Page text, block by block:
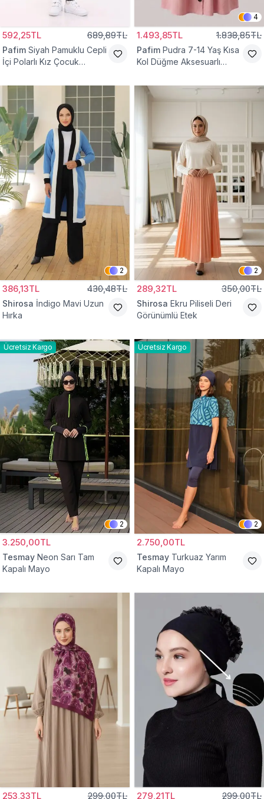
592,25TL 689,89TL
Pafim Siyah Pamuklu Cepli
İçi Polarlı Kız Çocuk
4
1.493,85TL 1.838,85TL
Pafim Pudra 7-14 Yaş Kısa
Kol Düğme Aksesuarlı
2
386,13TL 430,48TL
Shirosa İndigo Mavi Uzun
Hırka
2
289,32TL 350,00TL
Shirosa Ekru Piliseli Deri
Görünümlü Etek
Ücretsiz Kargo
2
3.250,00TL
Tesmay Neon Sarı Tam
Kapalı Mayo
Ücretsiz Kargo
2
2.750,00TL
Tesmay Turkuaz Yarım
Kapalı Mayo
253,33TL 299,00TL 279,21TL 299,00TL